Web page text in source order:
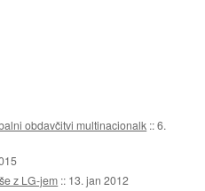
obdavčitvi multinacionalk ::6.
z LG-jem :: 13. jan 2012